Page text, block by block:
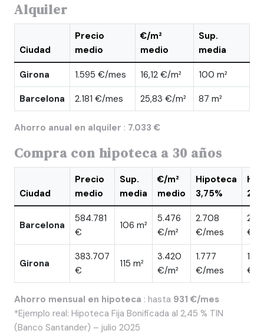
Alquiler
Ciudad
Precio
medio
€/m²
medio
Sup.
media
Girona 1.595 €/mes 16,12 €/m² 100 m²
Barcelona 2.181 €/mes 25,83 €/m² 87 m²
Ahorro anual en alquiler : 7.033 €
Compra con hipoteca a 30 años
Ciudad
Precio
medio
Sup.
media
€/m²
medio
Hipoteca
3,75%
Barcelona
584.781
€
106 m²
5.476
€/m²
2.708
€/mes
€/
Girona
383.707
€
115 m²
3.420
€/m²
1.777
€/mes
€/
Ahorro mensual en hipoteca : hasta 931 €/mes
*Ejemplo real: Hipoteca Fija Bonificada al 2,45 % TIN
(Banco Santander) – julio 2025